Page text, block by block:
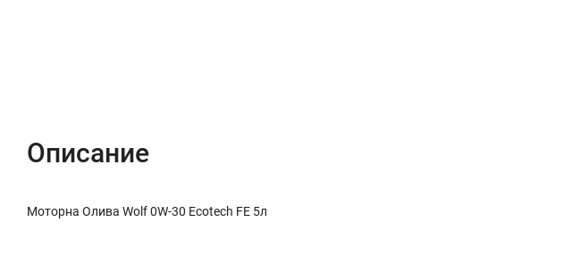
Описание
Моторна Олива Wolf 0W-30 Ecotech FE 5л